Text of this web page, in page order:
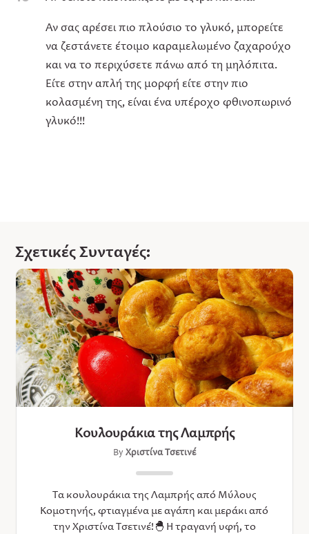
Αν σας αρέσει πιο πλούσιο το γλυκό, μπορείτε
να ζεστάνετε έτοιμο καραμελωμένο ζαχαρούχο
και να το περιχύσετε πάνω από τη μηλόπιτα.
Είτε στην απλή της μορφή είτε στην πιο
κολασμένη της, είναι ένα υπέροχο φθινοπωρινό
γλυκό!!!
Σχετικές Συνταγές:
Κουλουράκια της Λαμπρής
By Χριστίνα Τσετινέ
Τα κουλουράκια της Λαμπρής από Μύλους
Κομοτηνής, φτιαγμένα με αγάπη και μεράκι από
την Χριστίνα Τσετινέ!🐣 Η τραγανή υφή, το